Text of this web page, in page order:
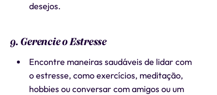
desejos.
9. Gerencie o Estresse
Encontre maneiras saudáveis de lidar com
o estresse, como exercícios, meditação,
hobbies ou conversar com amigos ou um